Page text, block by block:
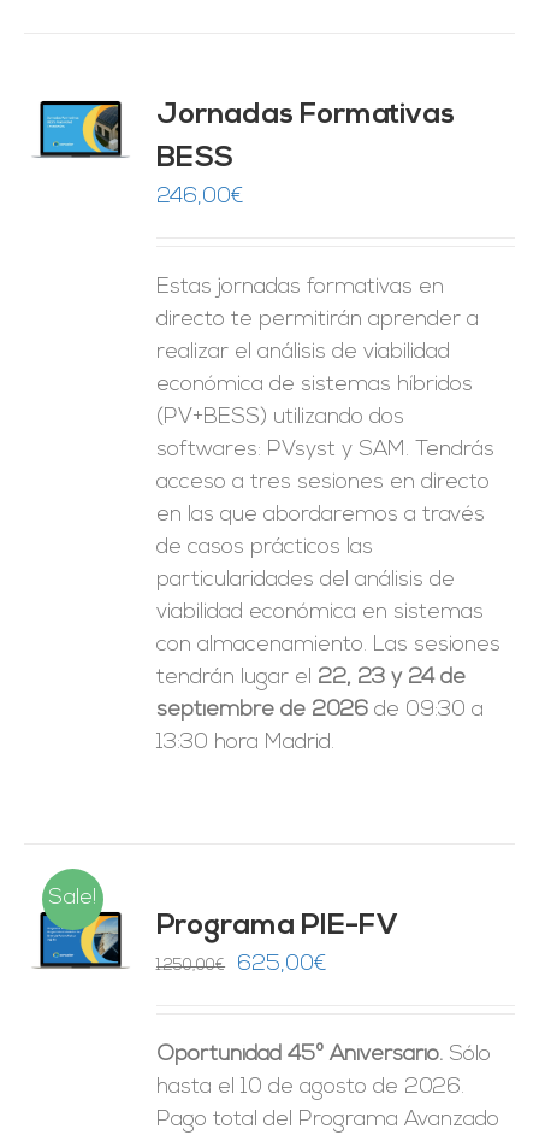
Jornadas Formativas
BESS
246,00€
Estas jornadas formativas en
directo te permitirán aprender a
realizar el análisis de viabilidad
económica de sistemas híbridos
(PV+BESS) utilizando dos
softwares: PVsyst y SAM. Tendrás
acceso a tres sesiones en directo
en las que abordaremos a través
de casos prácticos las
particularidades del análisis de
viabilidad económica en sistemas
con almacenamiento. Las sesiones
tendrán lugar el 22, 23 y 24 de
septiembre de 2026 de 09:30 a
13:30 hora Madrid.
Sale!
Programa PIE-FV
1.250,00€
El
era:
1.250,00€.
625,00€
es:
625,00€.
Oportunidad 45º Aniversario. Sólo
hasta el 10 de agosto de 2026.
Pago total del Programa Avanzado